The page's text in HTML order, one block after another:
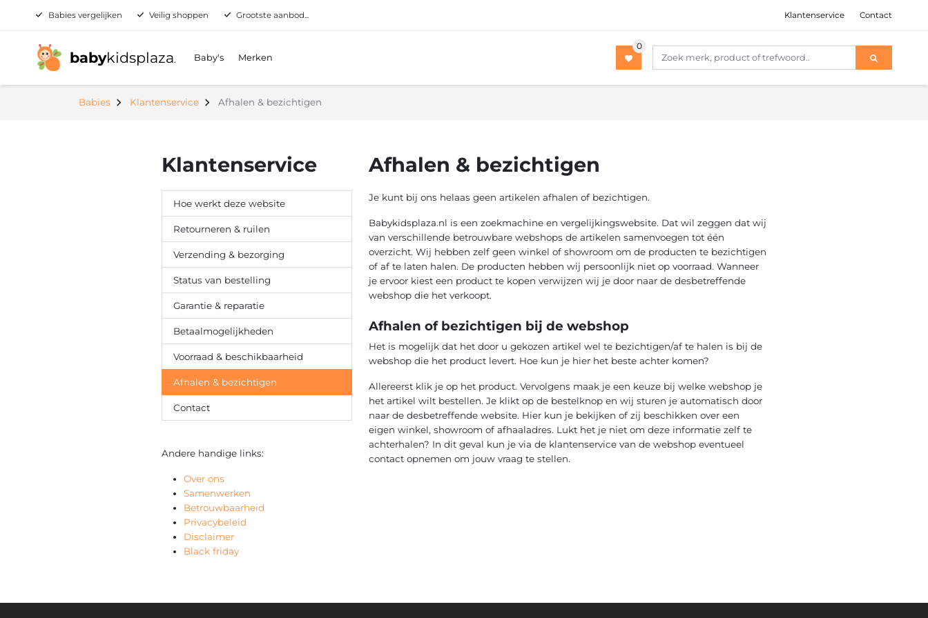
Babies vergelijken Veilig shoppen Grootste aanbod... Klantenservice Contact
babykidsplaza. Baby's Merken
Babies Klantenservice Afhalen & bezichtigen
Klantenservice
Hoe werkt deze website
Retourneren & ruilen
Verzending & bezorging
Status van bestelling
Garantie & reparatie
Betaalmogelijkheden
Voorraad & beschikbaarheid
Afhalen & bezichtigen
Contact
Andere handige links:
Over ons
Samenwerken
Betrouwbaarheid
Privacybeleid
Disclaimer
Black friday
Afhalen & bezichtigen
Je kunt bij ons helaas geen artikelen afhalen of bezichtigen.
Babykidsplaza.nl is een zoekmachine en vergelijkingswebsite. Dat wil zeggen dat wij
van verschillende betrouwbare webshops de artikelen samenvoegen tot één
overzicht. Wij hebben zelf geen winkel of showroom om de producten te bezichtigen
of af te laten halen. De producten hebben wij persoonlijk niet op voorraad. Wanneer
je ervoor kiest een product te kopen verwijzen wij je door naar de desbetreffende
webshop die het verkoopt.
Afhalen of bezichtigen bij de webshop
Het is mogelijk dat het door u gekozen artikel wel te bezichtigen/af te halen is bij de
webshop die het product levert. Hoe kun je hier het beste achter komen?
Allereerst klik je op het product. Vervolgens maak je een keuze bij welke webshop je
het artikel wilt bestellen. Je klikt op de bestelknop en wij sturen je automatisch door
naar de desbetreffende website. Hier kun je bekijken of zij beschikken over een
eigen winkel, showroom of afhaaladres. Lukt het je niet om deze informatie zelf te
achterhalen? In dit geval kun je via de klantenservice van de webshop eventueel
contact opnemen om jouw vraag te stellen.